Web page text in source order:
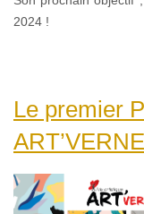
2024 !
Le premier